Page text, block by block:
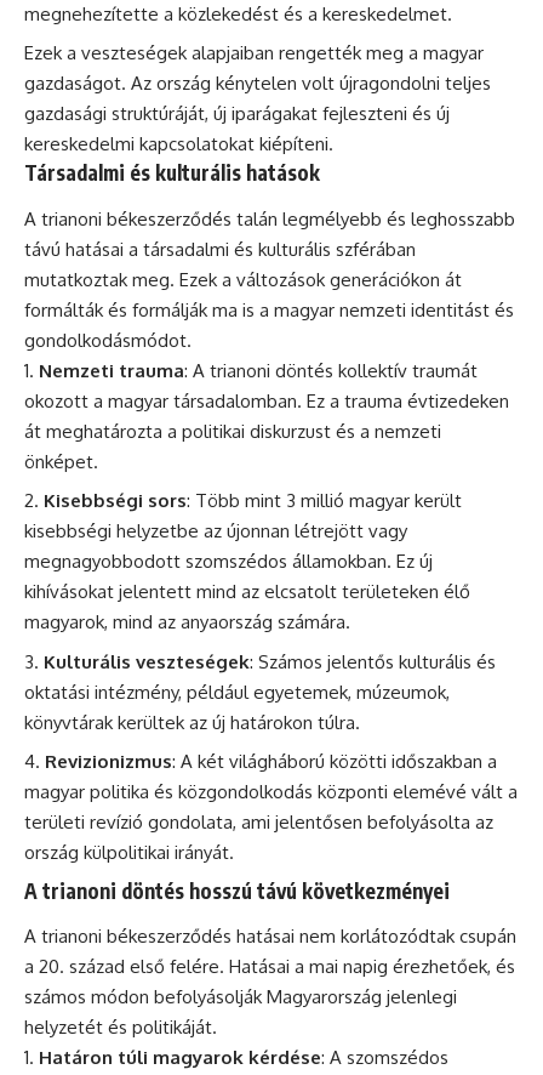
megnehezítette a közlekedést és a kereskedelmet.
Ezek a veszteségek alapjaiban rengették meg a magyar
gazdaságot. Az ország kénytelen volt újragondolni teljes
gazdasági struktúráját, új iparágakat fejleszteni és új
kereskedelmi kapcsolatokat kiépíteni.
Társadalmi és kulturális hatások
A trianoni békeszerződés talán legmélyebb és leghosszabb
távú hatásai a társadalmi és kulturális szférában
mutatkoztak meg. Ezek a változások generációkon át
formálták és formálják ma is a magyar nemzeti identitást és
gondolkodásmódot.
Nemzeti trauma: A trianoni döntés kollektív traumát
okozott a magyar társadalomban. Ez a trauma évtizedeken
át meghatározta a politikai diskurzust és a nemzeti
önképet.
Kisebbségi sors: Több mint 3 millió magyar került
kisebbségi helyzetbe az újonnan létrejött vagy
megnagyobbodott szomszédos államokban. Ez új
kihívásokat jelentett mind az elcsatolt területeken élő
magyarok, mind az anyaország számára.
Kulturális veszteségek: Számos jelentős kulturális és
oktatási intézmény, például egyetemek, múzeumok,
könyvtárak kerültek az új határokon túlra.
Revizionizmus: A két világháború közötti időszakban a
magyar politika és közgondolkodás központi elemévé vált a
területi revízió gondolata, ami jelentősen befolyásolta az
ország külpolitikai irányát.
A trianoni döntés hosszú távú következményei
A trianoni békeszerződés hatásai nem korlátozódtak csupán
a 20. század első felére. Hatásai a mai napig érezhetőek, és
számos módon befolyásolják Magyarország jelenlegi
helyzetét és politikáját.
Határon túli magyarok kérdése: A szomszédos